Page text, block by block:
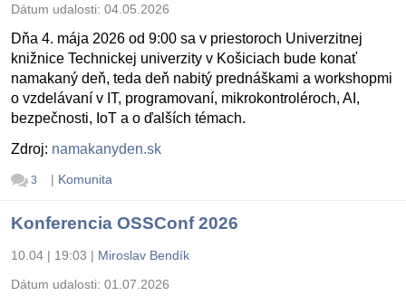
Dátum udalosti: 04.05.2026
Dňa 4. mája 2026 od 9:00 sa v priestoroch Univerzitnej
knižnice Technickej univerzity v Košiciach bude konať
namakaný deň, teda deň nabitý prednáškami a workshopmi
o vzdelávaní v IT, programovaní, mikrokontroléroch, AI,
bezpečnosti, IoT a o ďalších témach.
Zdroj: namakanyden.sk
3 | Komunita
Konferencia OSSConf 2026
10.04 | 19:03 | Miroslav Bendík
Dátum udalosti: 01.07.2026